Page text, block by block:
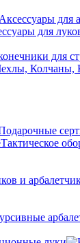
Аксессуары для
для
для
Колчаны,
Тактическое